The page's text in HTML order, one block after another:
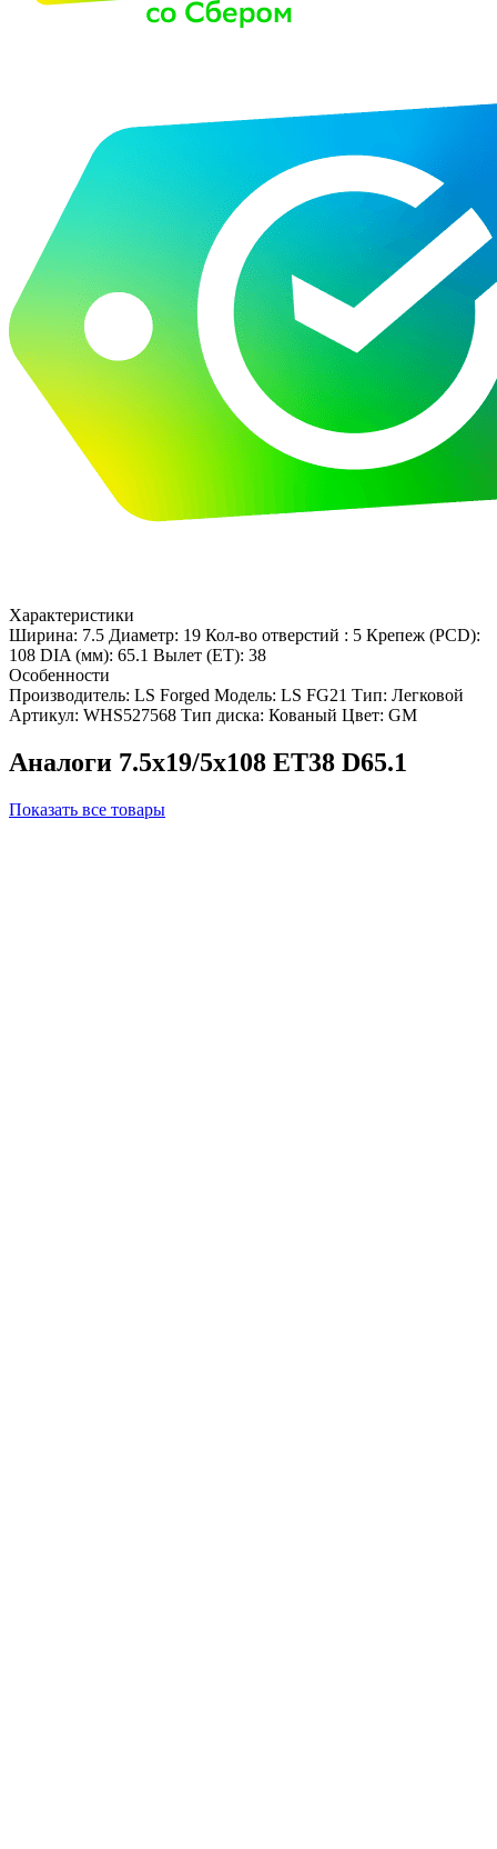
Характеристики
Ширина: 7.5 Диаметр: 19 Кол-во отверстий : 5 Крепеж (PCD):
108 DIA (мм): 65.1 Вылет (ET): 38
Особенности
Производитель: LS Forged Модель: LS FG21 Тип: Легковой
Артикул: WHS527568 Тип диска: Кованый Цвет: GM
Аналоги 7.5x19/5x108 ET38 D65.1
Показать все товары